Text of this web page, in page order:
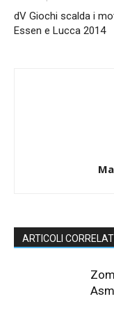
dV Giochi scalda i
Essen e Lucca 2014
ARTICOLI